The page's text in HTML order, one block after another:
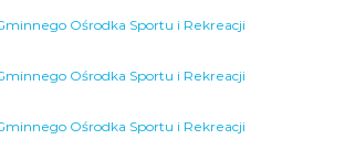
Ośrodka Sportu i Rekreacji
Ośrodka Sportu i Rekreacji
Ośrodka Sportu i Rekreacji